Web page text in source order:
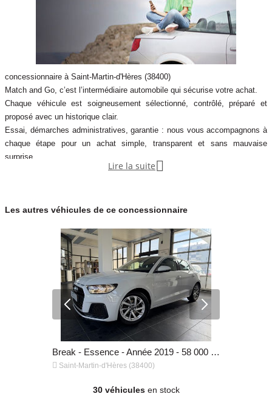
Système de fixation ISOFIX pour siège enfant aux places passager
Tapis de sol avant et arrière
Tissu Novum pour sièges sport à l'avant
Vitres athermiques
Volant Cuir 3 branches multifonctions
Couleur
INCONNU
110
concessionnaire à Saint-Martin-d'Hères (38400)
Match and Go, c’est l’intermédiaire automobile qui sécurise votre achat.
Chaque véhicule est soigneusement sélectionné, contrôlé, préparé et
proposé avec un historique clair.
Essai, démarches administratives, garantie : nous vous accompagnons à
chaque étape pour un achat simple, transparent et sans mauvaise
surprise.
Lire la suite 
Les autres véhicules de ce concessionnaire
Break - Essence - Année 2019 - 58 000 km, 18 750 €
 Saint-Martin-d'Hères (38400)
30 véhiculesen stock